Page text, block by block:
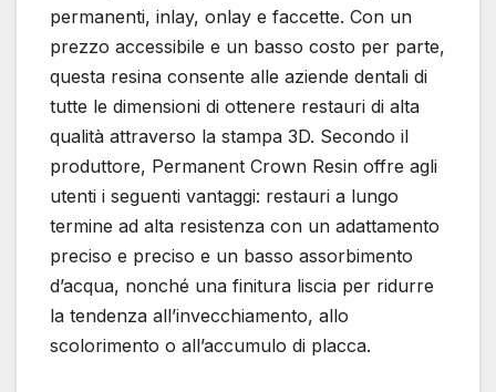
permanenti, inlay, onlay e faccette. Con un
prezzo accessibile e un basso costo per parte,
questa resina consente alle aziende dentali di
tutte le dimensioni di ottenere restauri di alta
qualità attraverso la stampa 3D. Secondo il
produttore, Permanent Crown Resin offre agli
utenti i seguenti vantaggi: restauri a lungo
termine ad alta resistenza con un adattamento
preciso e preciso e un basso assorbimento
d’acqua, nonché una finitura liscia per ridurre
la tendenza all’invecchiamento, allo
scolorimento o all’accumulo di placca.